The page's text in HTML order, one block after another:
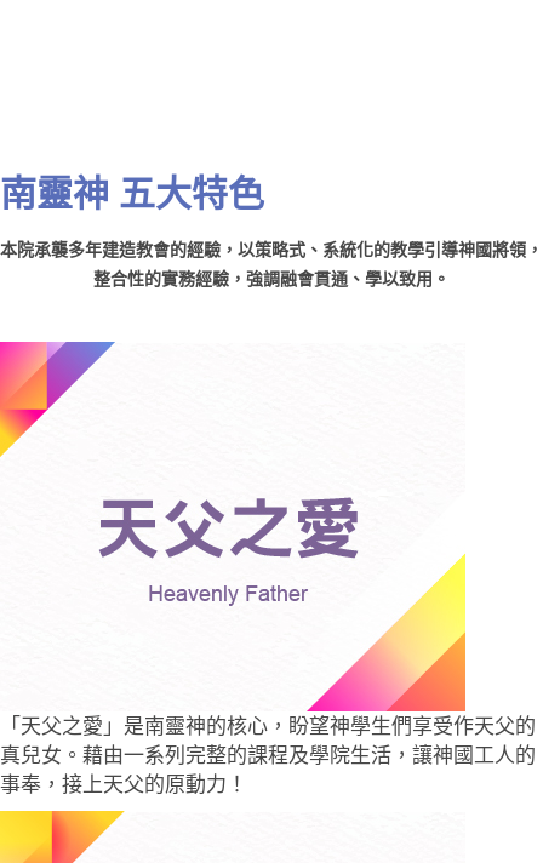
南靈神 五大特色
本院承襲多年建造教會的經驗，以策略式、系統化的教學引導神國將領，
整合性的實務經驗，強調融會貫通、學以致用。
「天父之愛」是南靈神的核心，盼望神學生們享受作天父的
真兒女。藉由一系列完整的課程及學院生活，讓神國工人的
事奉，接上天父的原動力！